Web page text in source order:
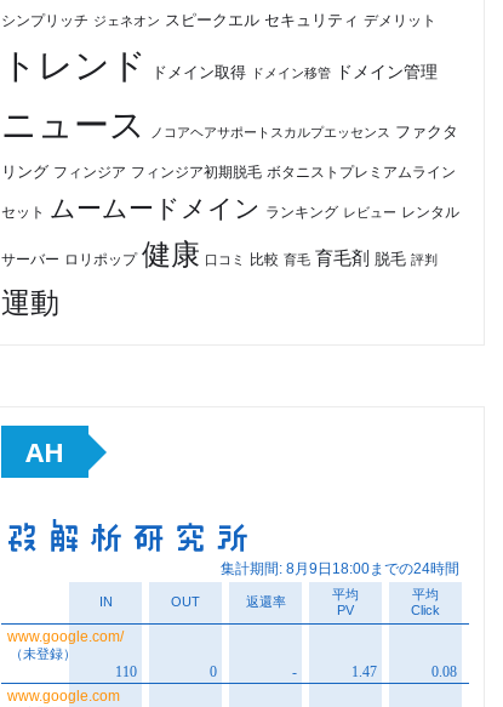
シンプリッチ ジェネオン スピークエル セキュリティ デメリット
トレンド ドメイン取得 ドメイン移管 ドメイン管理
ニュース ノコアヘアサポートスカルプエッセンス ファクタ
リング フィンジア フィンジア初期脱毛 ボタニストプレミアムライン
セット ムームードメイン ランキング レビュー レンタル
サーバー ロリポップ 健康 口コミ 比較 育毛 育毛剤 脱毛 評判
運動
AH